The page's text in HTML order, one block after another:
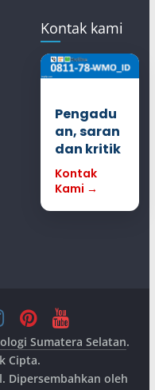
Kontak kami
Pengadu
an, saran
dan kritik
Kontak
Kami →
Sumatera Selatan.
Cipta.
Dipersembahkan oleh